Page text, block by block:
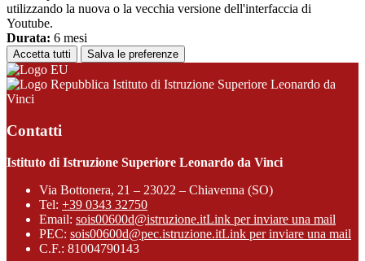
utilizzando la nuova o la vecchia versione dell'interfaccia di
Youtube.
Durata: 6 mesi
Accetta tutti Salva le preferenze
Istituto di Istruzione Superiore Leonardo da
Vinci
Contatti
Istituto di Istruzione Superiore Leonardo da Vinci
Via Bottonera, 21 – 23022 – Chiavenna (SO)
Tel: +39 0343 32750
Email: sois00600d@istruzione.itLink per inviare una mail
PEC: sois00600d@pec.istruzione.itLink per inviare una mail
C.F.: 81004790143